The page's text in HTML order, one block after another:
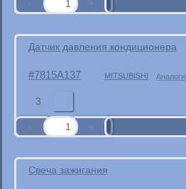
Датчик давления кондиционера
7815A137 MITSUBISHI Аналоги
3
Свеча зажигания